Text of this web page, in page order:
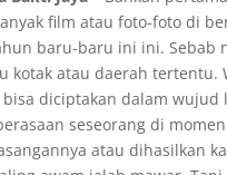
film atau foto-foto di
baru-baru ini ini. Sebab
kotak atau daerah tertentu.
diciptakan dalam
seseorang di
atau dihasilkan